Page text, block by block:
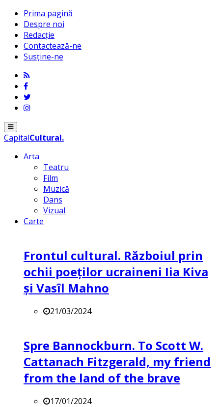
Prima pagină
Despre noi
Redacție
Contactează-ne
Susține-ne
Menu
CapitalCultural.
Arta
Teatru
Film
Muzică
Dans
Vizual
Carte
Frontul cultural. Războiul prin
ochii poeților ucraineni Iia Kiva
și Vasîl Mahno
21/03/2024
Spre Bannockburn. To Scott W.
Cattanach Fitzgerald, my friend
from the land of the brave
17/01/2024